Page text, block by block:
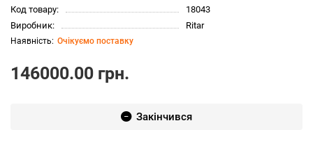
Код товару:
18043
Виробник:
Ritar
Очікуємо поставку
146000.00 грн.
Закінчився